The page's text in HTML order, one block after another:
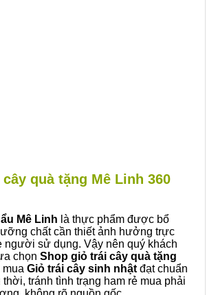
quà tặng Mê Linh 360
Mê Linh là thực phẩm được bổ
chất cần thiết ảnh hưởng trực
người sử dụng. Vậy nên quý khách
chọn Shop giỏ trái cây quà tặng
mua Giỏ trái cây sinh nhật đạt chuẩn
tránh tình trạng ham rẻ mua phải